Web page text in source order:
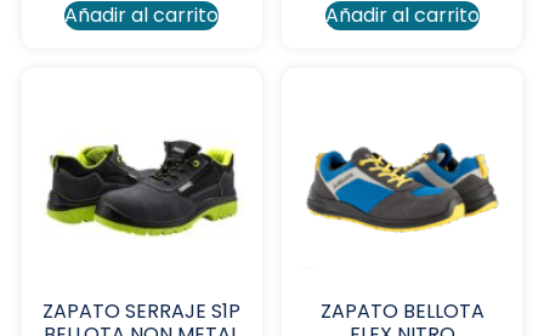
Añadir al carrito
Añadir al carrito
ZAPATO SERRAJE S1P
ZAPATO BELLOTA